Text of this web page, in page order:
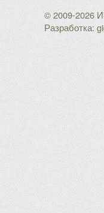
© 2009-2026
Разработка: